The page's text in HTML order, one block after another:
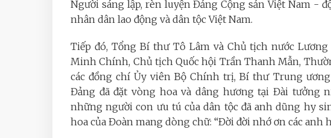
Người sáng lập, rèn luyện Đảng Cộng sản Việt Nam -
nhân dân lao động và dân tộc Việt Nam.
Tiếp đó, Tổng Bí thư Tô Lâm và Chủ tịch nước
Minh Chính, Chủ tịch Quốc hội Trần Thanh Mẫn,
các đồng chí Ủy viên Bộ Chính trị, Bí thư Trung
Đảng đã đặt vòng hoa và dâng hương tại Đài tưởng
những người con ưu tú của dân tộc đã anh dũng hy
hoa của Đoàn mang dòng chữ: “Đời đời nhớ ơn các anh